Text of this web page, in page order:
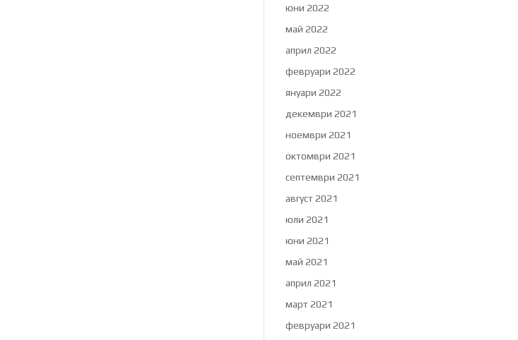
юни 2022
май 2022
април 2022
февруари 2022
януари 2022
декември 2021
ноември 2021
октомври 2021
септември 2021
август 2021
юли 2021
юни 2021
май 2021
април 2021
март 2021
февруари 2021